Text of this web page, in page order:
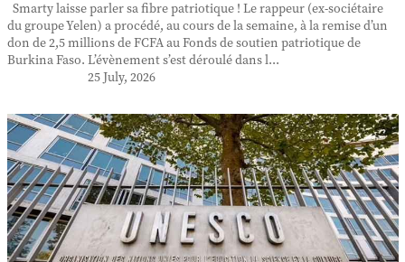
Smarty laisse parler sa fibre patriotique ! Le rappeur (ex-sociétaire
du groupe Yelen) a procédé, au cours de la semaine, à la remise d’un
don de 2,5 millions de FCFA au Fonds de soutien patriotique de
Burkina Faso. L’évènement s’est déroulé dans l...
25 July, 2026